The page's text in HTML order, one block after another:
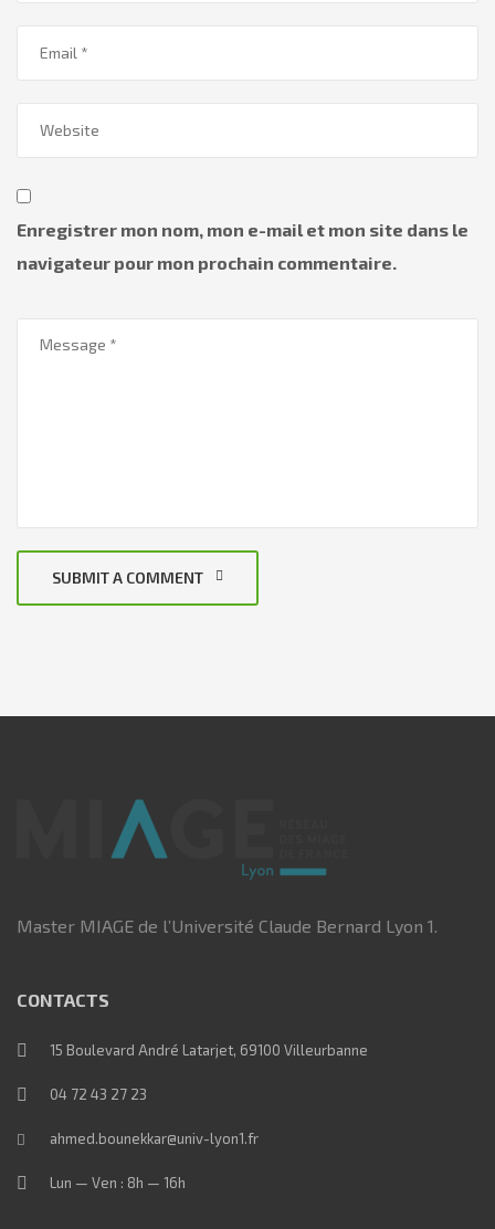
Enregistrer mon nom, mon e-mail et mon site dans le
navigateur pour mon prochain commentaire.
SUBMIT A COMMENT
Master MIAGE de l’Université Claude Bernard Lyon 1.
CONTACTS
15 Boulevard André Latarjet, 69100 Villeurbanne
04 72 43 27 23
ahmed.bounekkar@univ-lyon1.fr
Lun — Ven : 8h — 16h